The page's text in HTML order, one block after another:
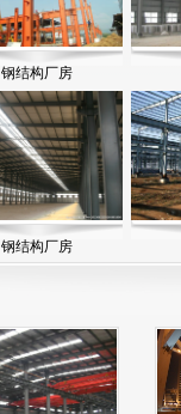
钢结构厂房
钢结构厂房